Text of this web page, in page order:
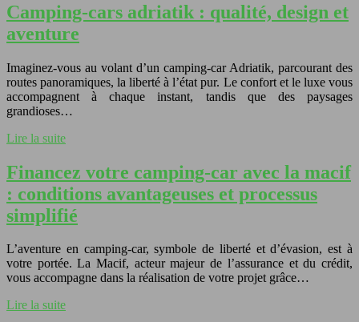
Camping-cars adriatik : qualité, design et
aventure
Imaginez-vous au volant d’un camping-car Adriatik, parcourant des
routes panoramiques, la liberté à l’état pur. Le confort et le luxe vous
accompagnent à chaque instant, tandis que des paysages
grandioses…
Lire la suite
Financez votre camping-car avec la macif
: conditions avantageuses et processus
simplifié
L’aventure en camping-car, symbole de liberté et d’évasion, est à
votre portée. La Macif, acteur majeur de l’assurance et du crédit,
vous accompagne dans la réalisation de votre projet grâce…
Lire la suite